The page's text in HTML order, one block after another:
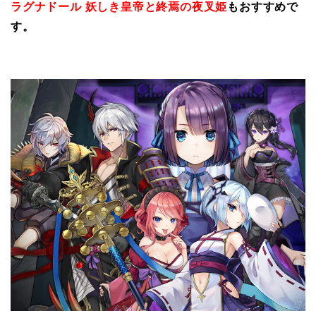
ラグナドール 妖しき皇帝と終焉の夜叉姫 もおすすめで
す。